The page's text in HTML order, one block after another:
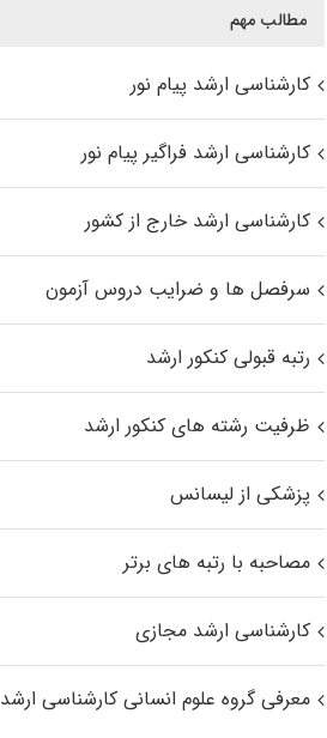
مطالب مهم
کارشناسی ارشد پیام نور
کارشناسی ارشد فراگیر پیام نور
کارشناسی ارشد خارج از کشور
سرفصل ها و ضرایب دروس آزمون
رتبه قبولی کنکور ارشد
ظرفیت رشته های کنکور ارشد
پزشکی از لیسانس
مصاحبه با رتبه های برتر
کارشناسی ارشد مجازی
معرفی گروه علوم انسانی کارشناسی ارشد